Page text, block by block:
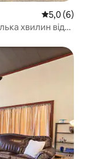
Середня
5,0 (6)
хвилин від